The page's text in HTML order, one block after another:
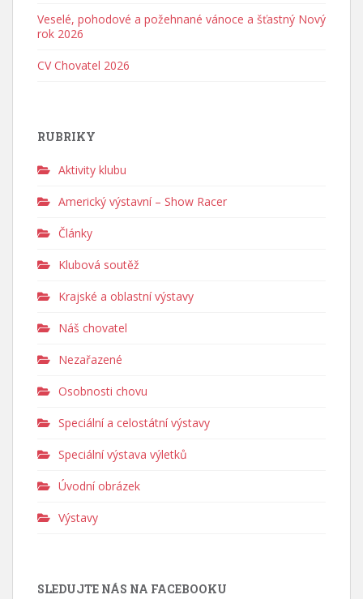
Veselé, pohodové a požehnané vánoce a šťastný Nový
rok 2026
CV Chovatel 2026
RUBRIKY
Aktivity klubu
Americký výstavní – Show Racer
Články
Klubová soutěž
Krajské a oblastní výstavy
Náš chovatel
Nezařazené
Osobnosti chovu
Speciální a celostátní výstavy
Speciální výstava výletků
Úvodní obrázek
Výstavy
SLEDUJTE NÁS NA FACEBOOKU